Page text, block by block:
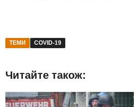
ТЕМИ COVID-19
Читайте також: